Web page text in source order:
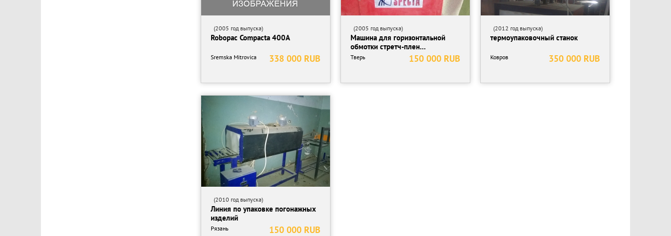
(2005 год выпуска)
Robopac Compacta 400A
338 000 RUB
Sremska Mitrovica
(2005 год выпуска)
Машина для горизонтальной
обмотки стретч-плен...
150 000 RUB
Тверь
(2012 год выпуска)
термоупаковочный станок
350 000 RUB
Ковров
(2010 год выпуска)
Линия по упаковке погонажных
изделий
150 000 RUB
Рязань